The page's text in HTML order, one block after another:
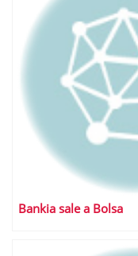
Bankia sale a Bolsa